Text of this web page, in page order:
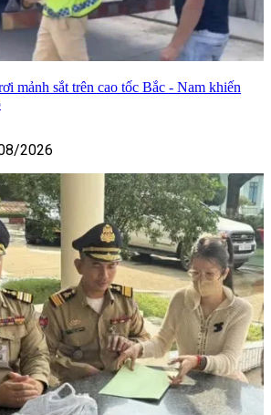
mảnh sắt trên cao tốc Bắc - Nam khiến
2026